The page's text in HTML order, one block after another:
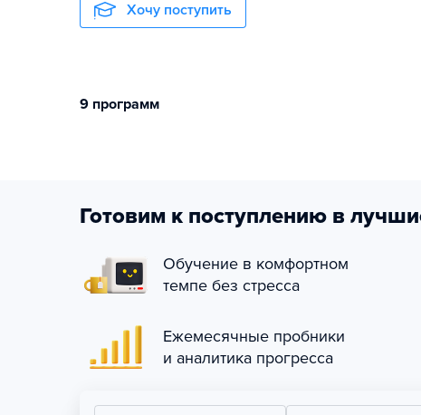
Хочу поступить
9 программ
Готовим к поступлению в
Обучение в комфортном
темпе без стресса
Ежемесячные пробники
и аналитика прогресса